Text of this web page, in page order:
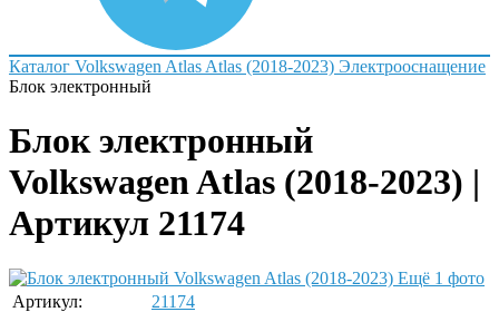
Каталог Volkswagen Atlas Atlas (2018-2023) Электрооснащение
Блок электронный
Блок электронный
Volkswagen Atlas (2018-2023) |
Артикул 21174
Ещё 1 фото
Артикул:
21174